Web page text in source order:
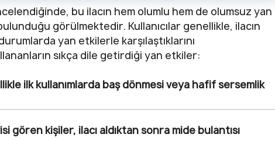
bu ilacın hem olumlu hem de olumsuz yan
görülmektedir. Kullanıcılar genellikle, ilacın
yan etkilerle karşılaştıklarını
sıkça dile getirdiği yan etkiler:
ilk kullanımlarda baş dönmesi veya hafif sersemlik
gören kişiler, ilacı aldıktan sonra mide bulantısı